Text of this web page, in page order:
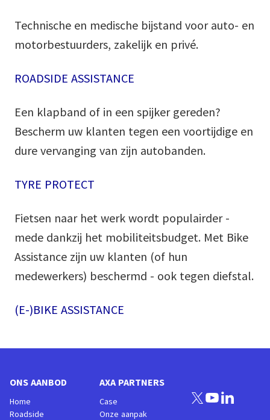
Technische en medische bijstand voor auto- en
motorbestuurders, zakelijk en privé.
ROADSIDE ASSISTANCE
Een klapband of in een spijker gereden?
Bescherm uw klanten tegen een voortijdige en
dure vervanging van zijn autobanden.
TYRE PROTECT
Fietsen naar het werk wordt populairder -
mede dankzij het mobiliteitsbudget. Met Bike
Assistance zijn uw klanten (of hun
medewerkers) beschermd - ook tegen diefstal.
(E-)BIKE ASSISTANCE
ONS AANBOD
Home
Roadside
AXA PARTNERS
Case
Onze aanpak